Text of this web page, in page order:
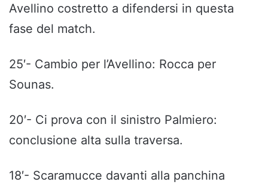
Avellino costretto a difendersi in questa
fase del match.
25′- Cambio per l’Avellino: Rocca per
Sounas.
20′- Ci prova con il sinistro Palmiero:
conclusione alta sulla traversa.
18′- Scaramucce davanti alla panchina